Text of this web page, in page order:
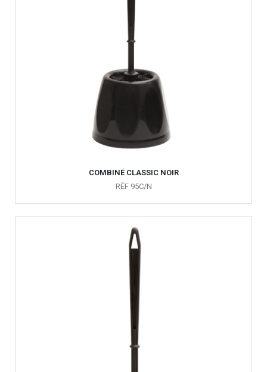
COMBINÉ CLASSIC NOIR
RÉF 95C/N